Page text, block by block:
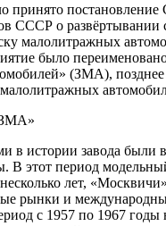
принято постановление
СССР о развёртывании
малолитражных
было
(ЗМА),
малолитражных
в истории завода были
В этот период
лет,
рынки и
с 1957 по 1967